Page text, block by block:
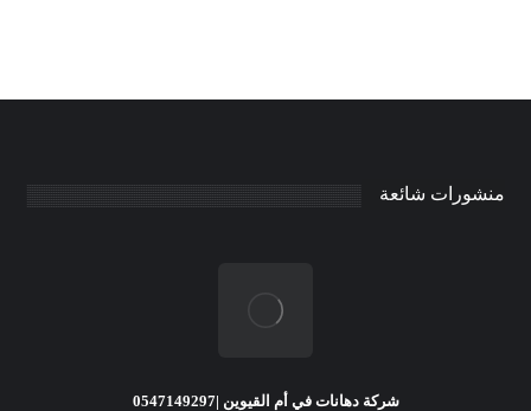
منشورات شائعة
شركة دهانات في أم القيوين |0547149297